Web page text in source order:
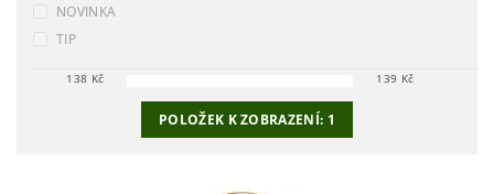
NOVINKA
TIP
138 Kč 139 Kč
POLOŽEK K ZOBRAZENÍ: 1